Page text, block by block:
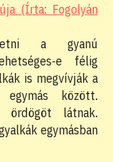
(Írta: Fogolyán
a gyanú
e félig
is megvívják a
egymás között.
ördögöt látnak.
egymásban